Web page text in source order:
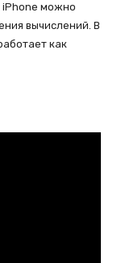
iPhone можно
вычислений. В
как